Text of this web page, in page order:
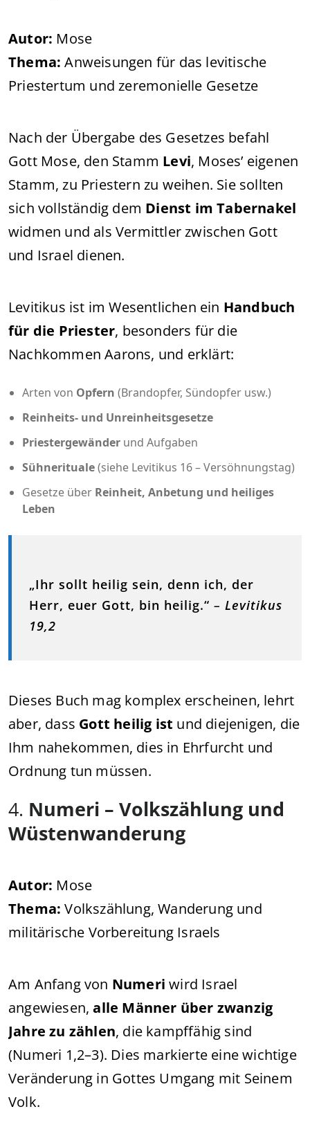
Autor: Mose
Thema: Anweisungen für das levitische
Priestertum und zeremonielle Gesetze
Nach der Übergabe des Gesetzes befahl
Gott Mose, den Stamm Levi, Moses’ eigenen
Stamm, zu Priestern zu weihen. Sie sollten
sich vollständig dem Dienst im Tabernakel
widmen und als Vermittler zwischen Gott
und Israel dienen.
Levitikus ist im Wesentlichen ein Handbuch
für die Priester, besonders für die
Nachkommen Aarons, und erklärt:
Arten von Opfern (Brandopfer, Sündopfer usw.)
Reinheits- und Unreinheitsgesetze
Priestergewänder und Aufgaben
Sühnerituale(siehe Levitikus 16 – Versöhnungstag)
Gesetze über Reinheit, Anbetung und heiliges
Leben
„Ihr sollt heilig sein, denn ich, der
Herr, euer Gott, bin heilig.“ – Levitikus
19,2
Dieses Buch mag komplex erscheinen, lehrt
aber, dass Gott heilig ist und diejenigen, die
Ihm nahekommen, dies in Ehrfurcht und
Ordnung tun müssen.
4. Numeri – Volkszählung und
Wüstenwanderung
Autor: Mose
Thema: Volkszählung, Wanderung und
militärische Vorbereitung Israels
Am Anfang von Numeri wird Israel
angewiesen,alle Männer über zwanzig
Jahre zu zählen, die kampffähig sind
(Numeri 1,2–3). Dies markierte eine wichtige
Veränderung in Gottes Umgang mit Seinem
Volk.